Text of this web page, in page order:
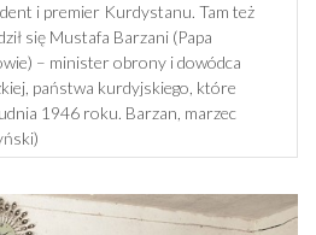
i premier Kurdystanu. Tam też
się Mustafa Barzani (Papa
– minister obrony i dowódca
państwa kurdyjskiego, które
1946 roku. Barzan, marzec